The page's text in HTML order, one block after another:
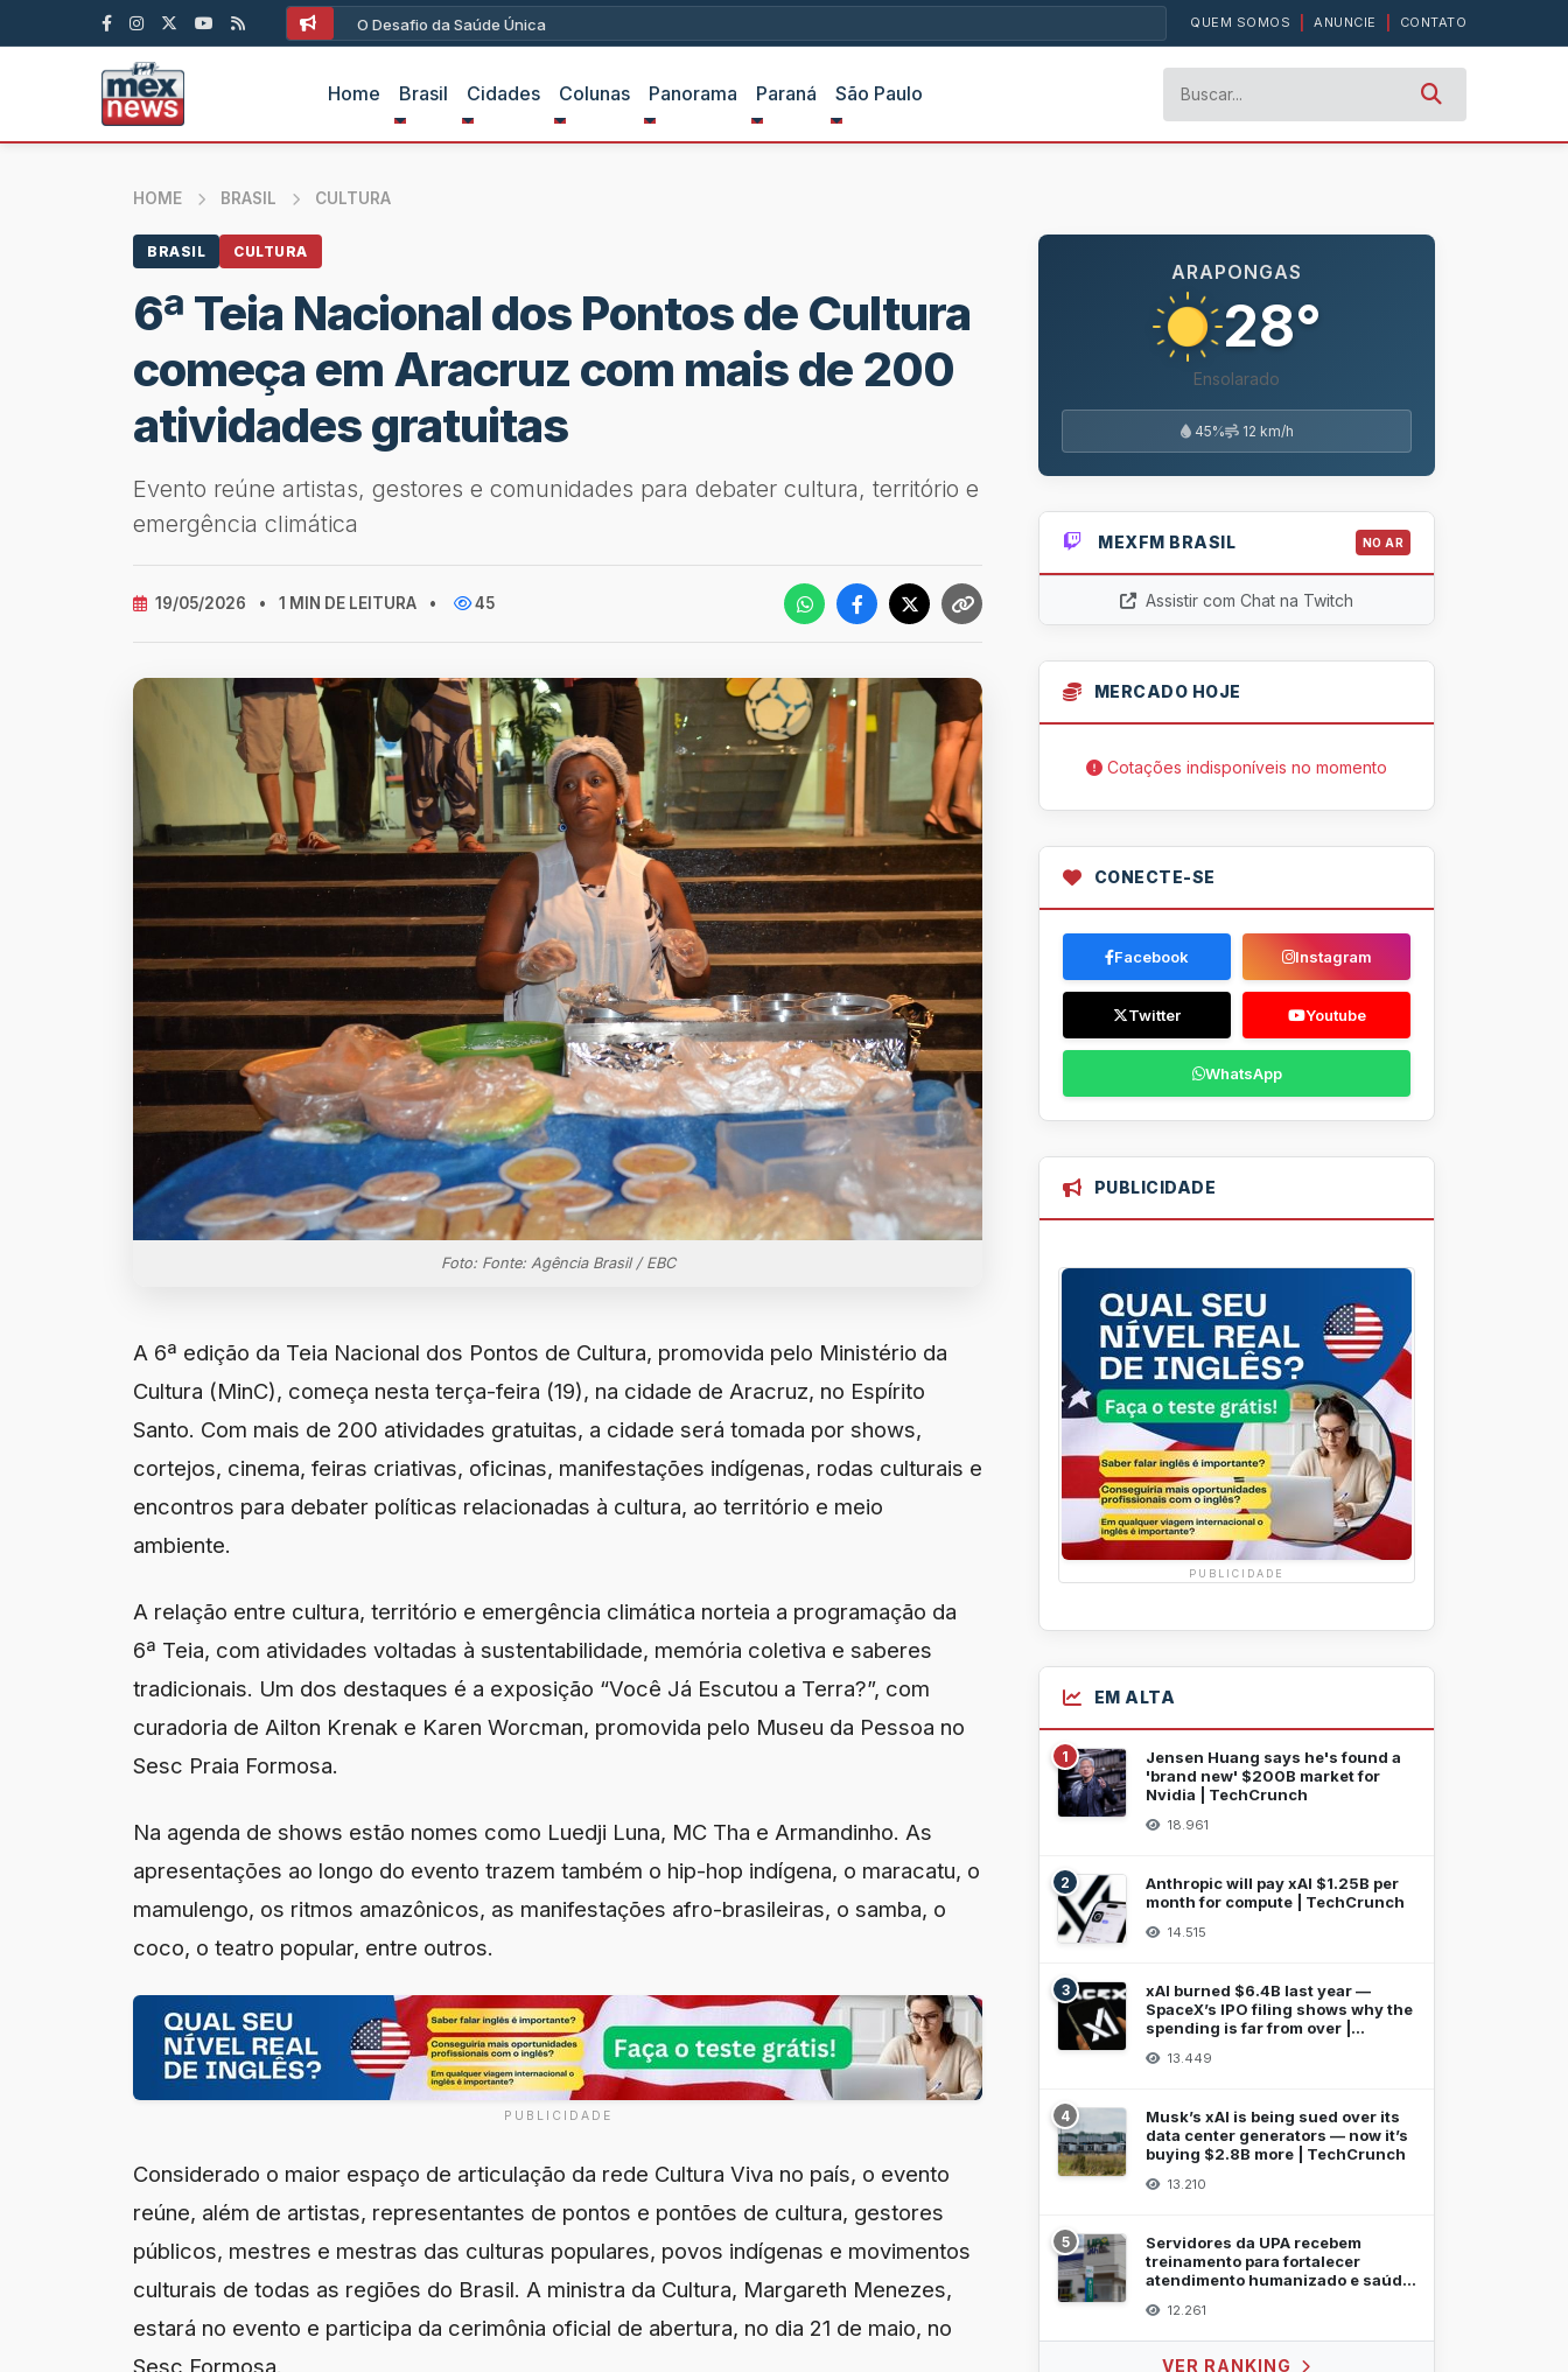
O Desafio da Saúde Única QUEM SOMOS ANUNCIE CONTATO
Home Brasil Cidades Colunas Panorama Paraná São Paulo
HOME BRASIL CULTURA
BRASIL CULTURA
6ª Teia Nacional dos Pontos de Cultura
começa em Aracruz com mais de 200
atividades gratuitas
Evento reúne artistas, gestores e comunidades para debater cultura, território e
emergência climática
19/05/2026 • 1 MIN DE LEITURA • 45
Foto: Fonte: Agência Brasil / EBC
A 6ª edição da Teia Nacional dos Pontos de Cultura, promovida pelo Ministério da
Cultura (MinC), começa nesta terça-feira (19), na cidade de Aracruz, no Espírito
Santo. Com mais de 200 atividades gratuitas, a cidade será tomada por shows,
cortejos, cinema, feiras criativas, oficinas, manifestações indígenas, rodas culturais e
encontros para debater políticas relacionadas à cultura, ao território e meio
ambiente.
A relação entre cultura, território e emergência climática norteia a programação da
6ª Teia, com atividades voltadas à sustentabilidade, memória coletiva e saberes
tradicionais. Um dos destaques é a exposição “Você Já Escutou a Terra?”, com
curadoria de Ailton Krenak e Karen Worcman, promovida pelo Museu da Pessoa no
Sesc Praia Formosa.
Na agenda de shows estão nomes como Luedji Luna, MC Tha e Armandinho. As
apresentações ao longo do evento trazem também o hip-hop indígena, o maracatu, o
mamulengo, os ritmos amazônicos, as manifestações afro-brasileiras, o samba, o
coco, o teatro popular, entre outros.
PUBLICIDADE
Considerado o maior espaço de articulação da rede Cultura Viva no país, o evento
reúne, além de artistas, representantes de pontos e pontões de cultura, gestores
públicos, mestres e mestras das culturas populares, povos indígenas e movimentos
culturais de todas as regiões do Brasil. A ministra da Cultura, Margareth Menezes,
estará no evento e participa da cerimônia oficial de abertura, no dia 21 de maio, no
Sesc Formosa.
ARAPONGAS
28°
Ensolarado
45% 12 km/h
MEXFM BRASIL NO AR
Assistir com Chat na Twitch
MERCADO HOJE
Cotações indisponíveis no momento
CONECTE-SE
Facebook Instagram
Twitter Youtube
WhatsApp
PUBLICIDADE
PUBLICIDADE
EM ALTA
1
Jensen Huang says he's found a
'brand new' $200B market for
Nvidia | TechCrunch
18.961
2
Anthropic will pay xAI $1.25B per
month for compute | TechCrunch
14.515
3
xAI burned $6.4B last year —
SpaceX’s IPO filing shows why the
spending is far from over |
13.449
4
Musk’s xAI is being sued over its
data center generators — now it’s
buying $2.8B more | TechCrunch
13.210
5
Servidores da UPA recebem
treinamento para fortalecer
atendimento humanizado e saúde
12.261
VER RANKING